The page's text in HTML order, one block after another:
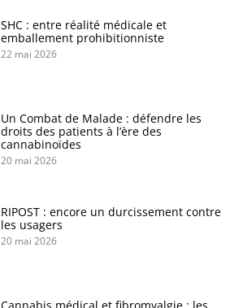
SHC : entre réalité médicale et
emballement prohibitionniste
22 mai 2026
Un Combat de Malade : défendre les
droits des patients à l’ère des
cannabinoïdes
20 mai 2026
RIPOST : encore un durcissement contre
les usagers
20 mai 2026
Cannabis médical et fibromyalgie : les